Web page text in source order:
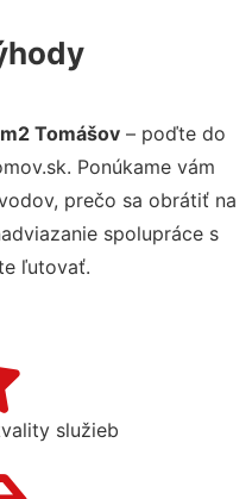
Tomášov – poďte do
Ponúkame vám
prečo sa obrátiť na
spolupráce s
ľutovať.
služieb